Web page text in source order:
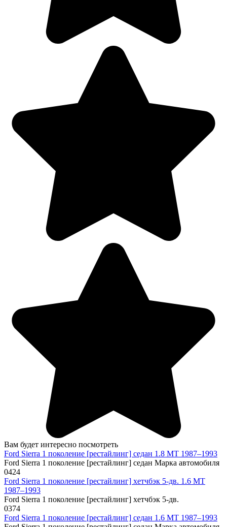
Вам будет интересно посмотреть
Ford Sierra 1 поколение [рестайлинг] седан 1.8 MT 1987–1993
Ford Sierra 1 поколение [рестайлинг] седан Марка автомобиля
0424
Ford Sierra 1 поколение [рестайлинг] хетчбэк 5-дв. 1.6 MT
1987–1993
Ford Sierra 1 поколение [рестайлинг] хетчбэк 5-дв.
0374
Ford Sierra 1 поколение [рестайлинг] седан 1.6 MT 1987–1993